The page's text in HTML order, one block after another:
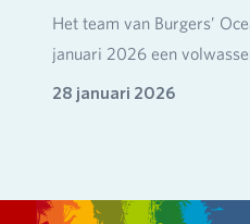
Het team van Burgers’
januari 2026 een
spanwij…
28 januari 2026